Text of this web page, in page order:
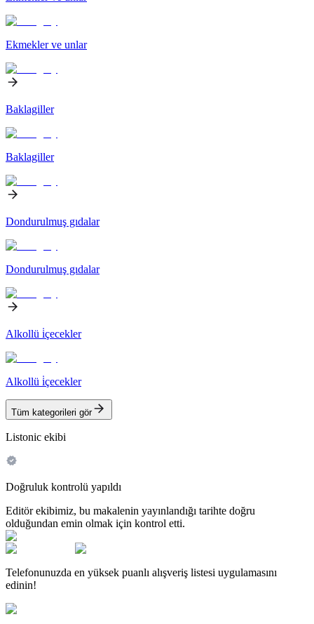
Ekmekler ve unlar
Baklagiller
Baklagiller
Dondurulmuş gıdalar
Dondurulmuş gıdalar
Alkollü i̇çecekler
Alkollü i̇çecekler
Tüm kategorileri gör
Listonic ekibi
Doğruluk kontrolü yapıldı
Editör ekibimiz, bu makalenin yayınlandığı tarihte doğru
olduğundan emin olmak için kontrol etti.
Telefonunuzda en yüksek puanlı alışveriş listesi uygulamasını
edinin!